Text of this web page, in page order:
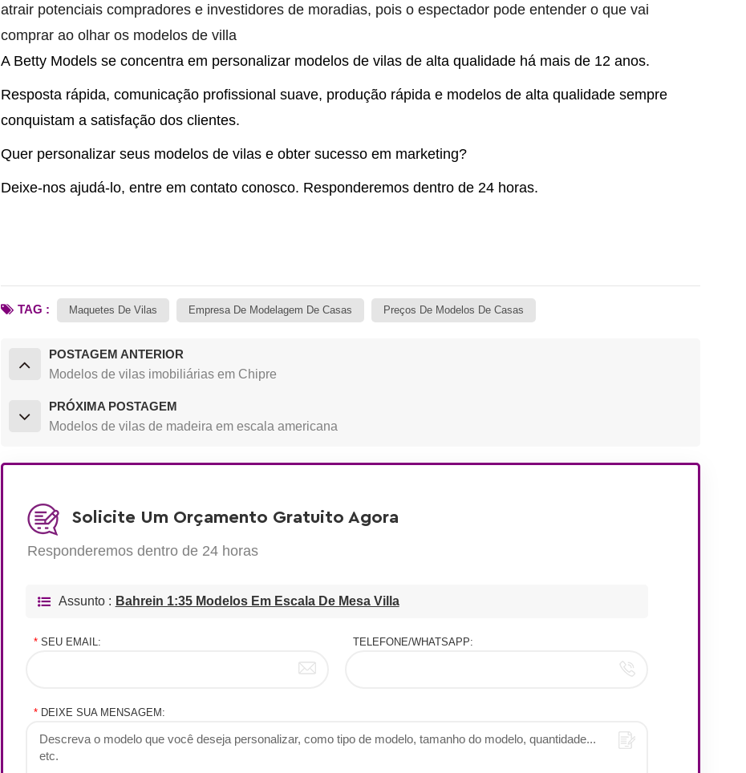
atrair potenciais compradores e investidores de moradias, pois o espectador pode entender o que vai
comprar ao olhar os modelos de villa
A Betty Models se concentra em personalizar modelos de vilas de alta qualidade há mais de 12 anos.
Resposta rápida, comunicação profissional suave, produção rápida e modelos de alta qualidade sempre
conquistam a satisfação dos clientes.
Quer personalizar seus modelos de vilas e obter sucesso em marketing?
Deixe-nos ajudá-lo, entre em contato conosco. Responderemos dentro de 24 horas.
TAG : Maquetes De Vilas Empresa De Modelagem De Casas Preços De Modelos De Casas
POSTAGEM ANTERIOR
Modelos de vilas imobiliárias em Chipre
PRÓXIMA POSTAGEM
Modelos de vilas de madeira em escala americana
Solicite Um Orçamento Gratuito Agora
Responderemos dentro de 24 horas
Assunto : Bahrein 1:35 Modelos Em Escala De Mesa Villa
*SEU EMAIL: TELEFONE/WHATSAPP:
*DEIXE SUA MENSAGEM: